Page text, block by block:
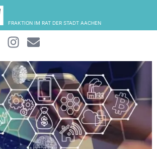
FRAKTION IM RAT DER STADT AACHEN